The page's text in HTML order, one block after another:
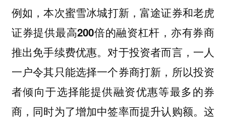
例如，本次蜜雪冰城打新，富途证券和老虎
证券提供最高200倍的融资杠杆 ，亦有券商
推出免手续费优惠。对于投资者而言，一人
一户令其只能选择一个券商打新，所以投资
者倾向于选择能提供融资优惠等最多的券
商，同时为了增加中签率而提升认购额。这